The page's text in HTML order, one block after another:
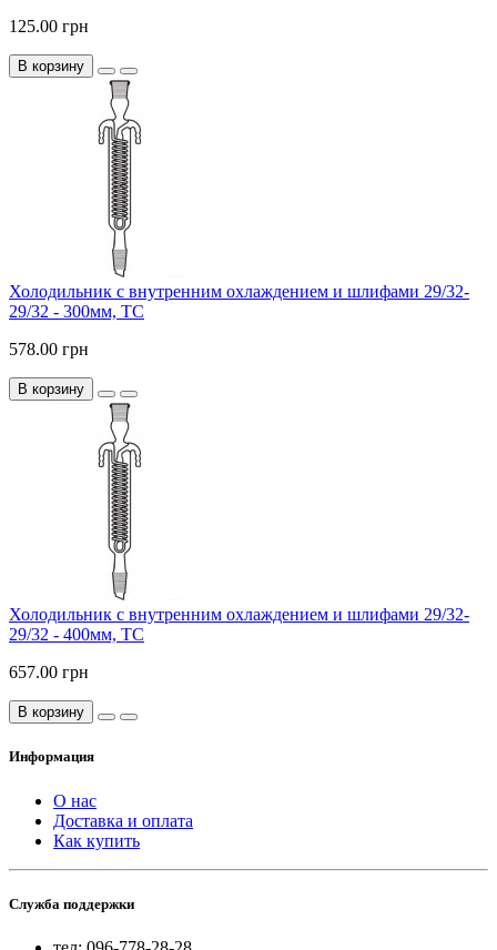
125.00 грн
В корзину
Холодильник с внутренним охлаждением и шлифами 29/32-
29/32 - 300мм, ТС
578.00 грн
В корзину
Холодильник с внутренним охлаждением и шлифами 29/32-
29/32 - 400мм, ТС
657.00 грн
В корзину
Информация
О нас
Доставка и оплата
Как купить
Служба поддержки